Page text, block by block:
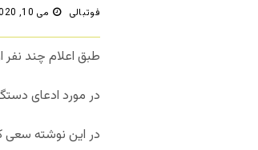
فوتبالی می 10, 2020
طبق اعلام چند
در مورد ادعای
در این نوشته سعی